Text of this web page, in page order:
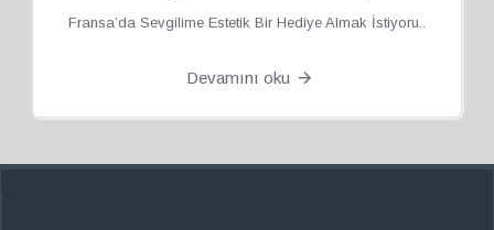
Fransa’da Sevgilime Estetik Bir Hediye Almak İstiyoru..
Devamını oku